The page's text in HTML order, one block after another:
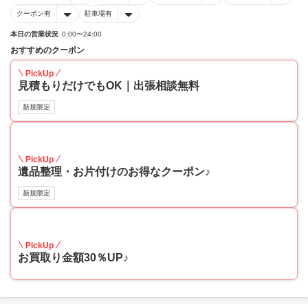
クーポン有 駐車場有
本日の営業状況 0:00〜24:00
おすすめのクーポン
PickUp
見積もりだけでもOK｜出張相談無料
新規限定
PickUp
遺品整理・お片付けのお得なクーポン♪
新規限定
PickUp
お買取り金額30％UP♪